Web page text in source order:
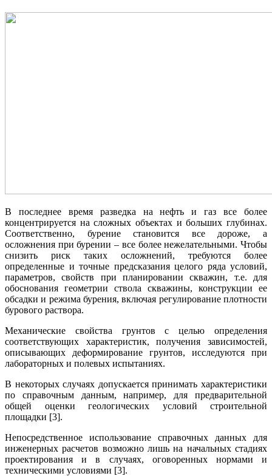
В последнее время разведка на нефть и газ все более
концентрируется на сложных объектах и больших глубинах.
Соответственно, бурение становится все дороже, а
осложнения при бурении – все более нежелательными. Чтобы
снизить риск таких осложнений, требуются более
определенные и точные предсказания целого ряда условий,
параметров, свойств при планировании скважин, т.е. для
обоснования геометрии ствола скважины, конструкции ее
обсадки и режима бурения, включая регулирование плотности
бурового раствора.
Механические свойства грунтов с целью определения
соответствующих характеристик, получения зависимостей,
описывающих деформирование грунтов, исследуются при
лабораторных и полевых испытаниях.
В некоторых случаях допускается принимать характеристики
по справочным данным, например, для предварительной
общей оценки геологических условий строительной
площадки [3].
Непосредственное использование справочных данных для
инженерных расчетов возможно лишь на начальных стадиях
проектирования и в случаях, оговоренных нормами и
техническими условиями [3].